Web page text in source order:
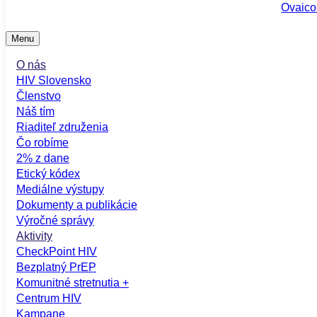
Menu
O nás
HIV Slovensko
Členstvo
Náš tím
Riaditeľ združenia
Čo robíme
2% z dane
Etický kódex
Mediálne výstupy
Dokumenty a publikácie
Výročné správy
Aktivity
CheckPoint HIV
Bezplatný PrEP
Komunitné stretnutia +
Centrum HIV
Kampane